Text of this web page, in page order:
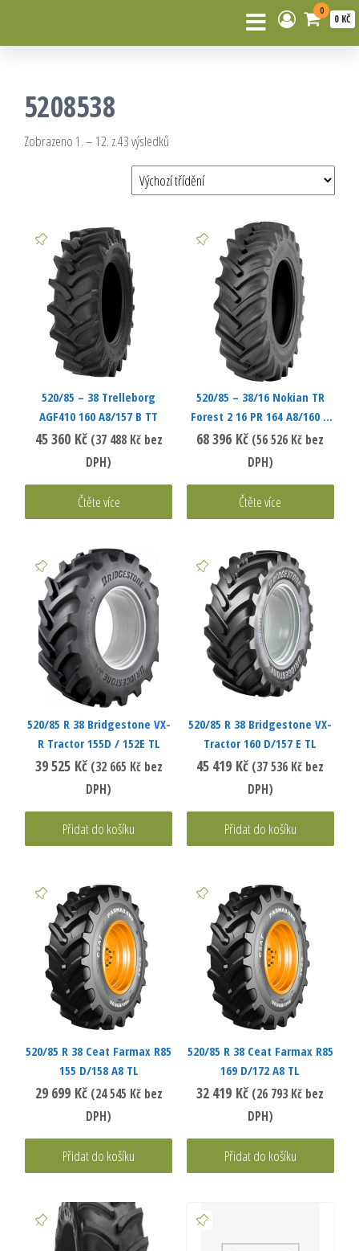
0
0 KČ
5208538
Zobrazeno 1. – 12. z 43 výsledků
520/85 – 38 Trelleborg
AGF410 160 A8/157 B TT
45 360 Kč (37 488 Kčbez
DPH)
Čtěte více
520/85 – 38/16 Nokian TR
Forest 2 16 PR 164 A8/160 B
TL AS
68 396 Kč (56 526 Kč bez
DPH)
Čtěte více
520/85 R 38 Bridgestone VX-
R Tractor 155D / 152E TL
39 525 Kč (32 665 Kčbez
DPH)
Přidat do košíku
520/85 R 38 Bridgestone VX-
Tractor 160 D/157 E TL
45 419 Kč (37 536 Kč bez
DPH)
Přidat do košíku
520/85 R 38 Ceat Farmax R85
155 D/158 A8 TL
29 699 Kč (24 545 Kčbez
DPH)
Přidat do košíku
520/85 R 38 Ceat Farmax R85
169 D/172 A8 TL
32 419 Kč (26 793 Kč bez
DPH)
Přidat do košíku